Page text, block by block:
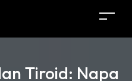
Tiroid: Napa